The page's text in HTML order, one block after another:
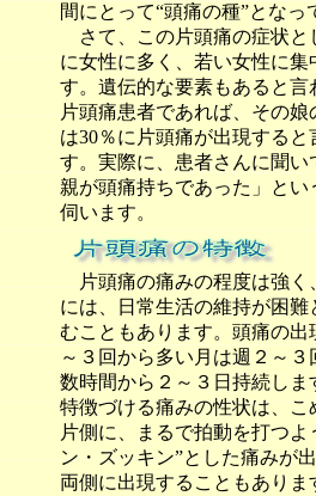
間にとって“頭痛の種”となっ
さて、この片頭痛の症状と
に女性に多く、若い女性に集
す。遺伝的な要素もあると言
片頭痛患者であれば、その娘
は30％に片頭痛が出現すると
す。実際に、患者さんに聞い
親が頭痛持ちであった」とい
伺います。
片頭痛の痛みの程度は強く
には、日常生活の維持が困難
むこともあります。頭痛の出
～３回から多い月は週２～３
数時間から２～３日持続しま
特徴づける痛みの性状は、こ
片側に、まるで拍動を打つよ
ン・ズッキン”とした痛みが
両側に出現することもありま